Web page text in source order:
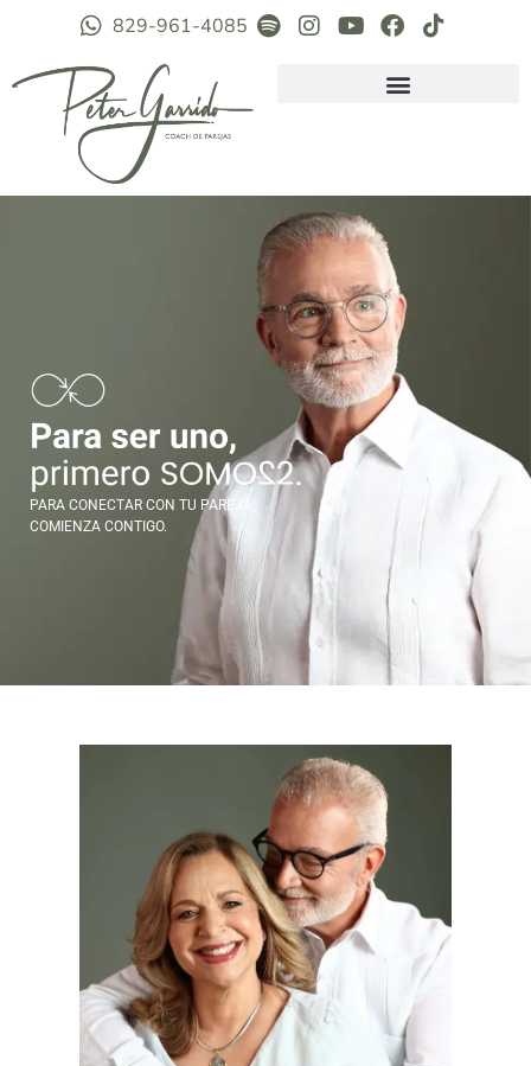
829-961-4085
PARA CONECTAR CON TU PAREJA,
COMIENZA CONTIGO.